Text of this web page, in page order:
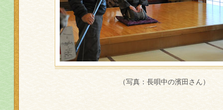
（写真：長唄中の濱田さん）